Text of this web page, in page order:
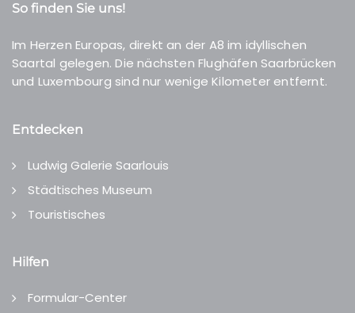
So finden Sie uns!
Im Herzen Europas, direkt an der A8 im idyllischen
Saartal gelegen. Die nächsten Flughäfen Saarbrücken
und Luxembourg sind nur wenige Kilometer entfernt.
Entdecken
Ludwig Galerie Saarlouis
Städtisches Museum
Touristisches
Hilfen
Formular-Center